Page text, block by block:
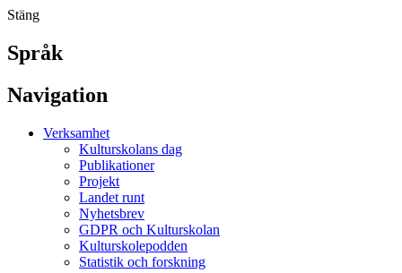
Stäng
Språk
Navigation
Verksamhet
Kulturskolans dag
Publikationer
Projekt
Landet runt
Nyhetsbrev
GDPR och Kulturskolan
Kulturskolepodden
Statistik och forskning